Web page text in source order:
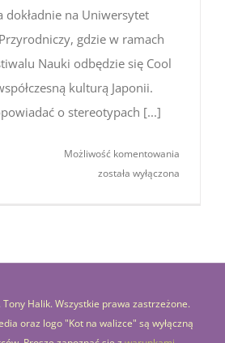
dokładnie na Uniwersytet
gdzie w ramach
Nauki odbędzie się Cool
kulturą Japonii.
o stereotypach [...]
Możliwość komentowania
na
została wyłączona
Tony Halik. Wszystkie prawa zastrzeżone.
oraz logo "Kot na walizce" są wyłączną